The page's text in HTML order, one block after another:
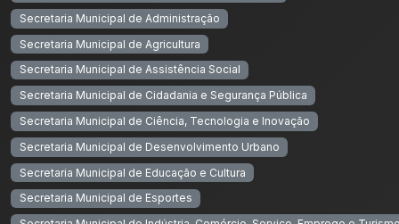
Secretaria Municipal de Administração
Secretaria Municipal de Agricultura
Secretaria Municipal de Assistência Social
Secretaria Municipal de Cidadania e Segurança Pública
Secretaria Municipal de Ciência, Tecnologia e Inovação
Secretaria Municipal de Desenvolvimento Urbano
Secretaria Municipal de Educação e Cultura
Secretaria Municipal de Esportes